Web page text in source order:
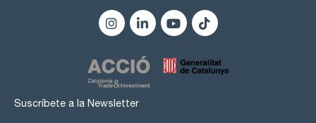
Suscríbete a la Newsletter